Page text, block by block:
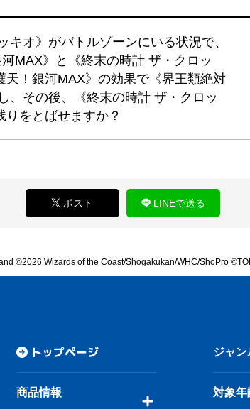
オ》がバトルゾーンにいる状況で、
MAX》と《終末の時計 ザ・クロッ
！銀河MAX》の効果で《界王類絶対
、その後、《終末の時計 ザ・クロッ
をとばせますか？
ポスト LINEで送る
©2026 Wizards of the Coast/Shogakukan/WHC/ShoPro
トップページ
商品情報
ジャ
対象年